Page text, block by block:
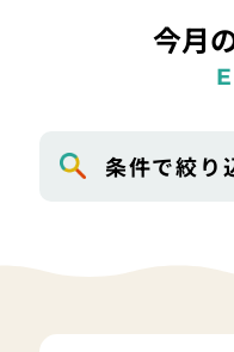
今月
条件で絞り